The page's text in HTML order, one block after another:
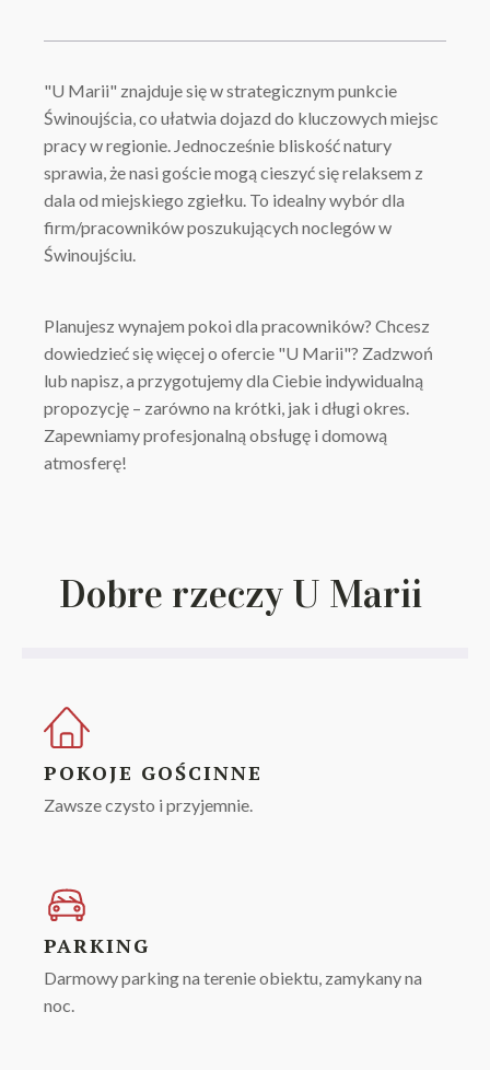
"U Marii" znajduje się w strategicznym punkcie
Świnoujścia, co ułatwia dojazd do kluczowych miejsc
pracy w regionie. Jednocześnie bliskość natury
sprawia, że nasi goście mogą cieszyć się relaksem z
dala od miejskiego zgiełku. To idealny wybór dla
firm/pracowników poszukujących noclegów w
Świnoujściu.
Planujesz wynajem pokoi dla pracowników? Chcesz
dowiedzieć się więcej o ofercie "U Marii"? Zadzwoń
lub napisz, a przygotujemy dla Ciebie indywidualną
propozycję – zarówno na krótki, jak i długi okres.
Zapewniamy profesjonalną obsługę i domową
atmosferę!
Dobre rzeczy U Marii
POKOJE GOŚCINNE
Zawsze czysto i przyjemnie.
PARKING
Darmowy parking na terenie obiektu, zamykany na
noc.